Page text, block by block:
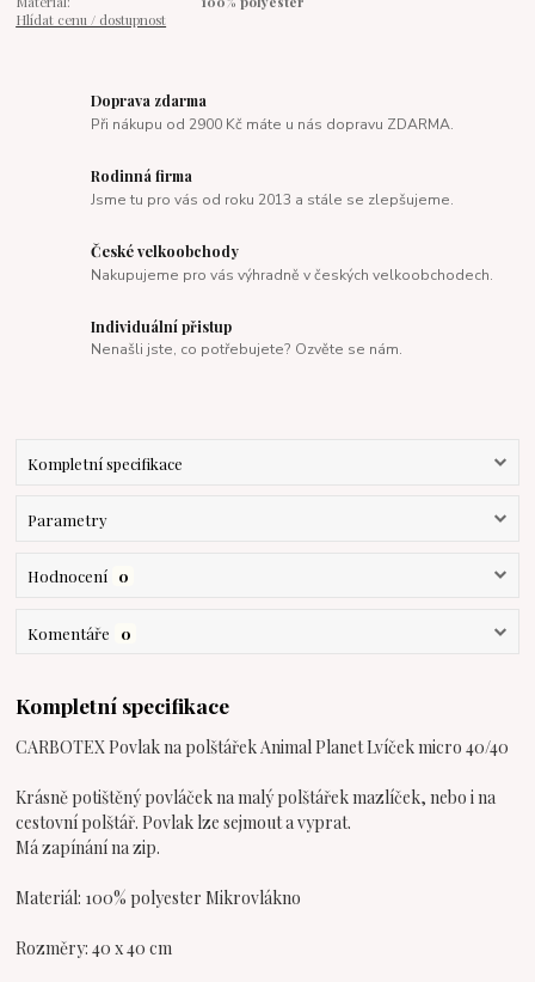
Hlídat cenu / dostupnost
Doprava zdarma
Při nákupu od 2900 Kč máte u nás dopravu ZDARMA.
Rodinná firma
Jsme tu pro vás od roku 2013 a stále se zlepšujeme.
České velkoobchody
Nakupujeme pro vás výhradně v českých velkoobchodech.
Individuální přistup
Nenašli jste, co potřebujete? Ozvěte se nám.
Kompletní specifikace
Parametry
Hodnocení 0
Komentáře 0
Kompletní specifikace
CARBOTEX Povlak na polštářek Animal Planet Lvíček micro 40/40
Krásně potištěný povláček na malý polštářek mazlíček, nebo i na
cestovní polštář. Povlak lze sejmout a vyprat.
Má zapínání na zip.
Materiál: 100% polyester Mikrovlákno
Rozměry: 40 x 40 cm